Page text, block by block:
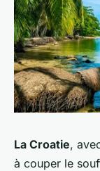
La Croatie,
à couper le